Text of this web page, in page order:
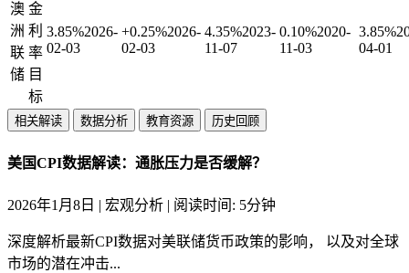
澳
洲
联
储
金
利
率
目
标
3.85%2026-
02-03
+0.25%2026-
02-03
4.35%2023-
11-07
0.10%2020-
11-03
3.85%
04-01
相关解读 数据分析 教育资源 历史回顾
美国CPI数据解读：通胀压力是否缓解？
2026年1月8日 | 宏观分析 | 阅读时间: 5分钟
深度解析最新CPI数据对美联储货币政策的影响， 以及对全球
市场的潜在冲击...